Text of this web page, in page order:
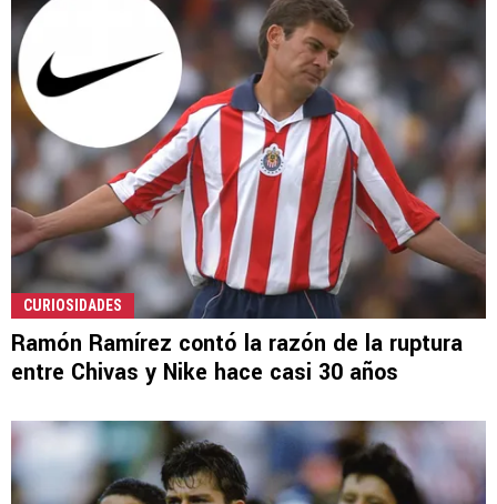
CURIOSIDADES
Ramón Ramírez contó la razón de la ruptura
entre Chivas y Nike hace casi 30 años